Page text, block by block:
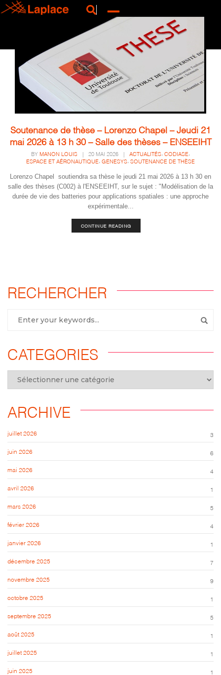
Soutenance de thèse – Lorenzo Chapel – Jeudi 21
mai 2026 à 13 h 30 – Salle des thèses – ENSEEIHT
BY MANON LOUIS 20 MAI 2026 ACTUALITÉS , CODIASE,
ESPACE ET AÉRONAUTIQUE , GENESYS , SOUTENANCE DE THÈSE
Lorenzo Chapel soutiendra sa thèse le jeudi 21 mai 2026 à 13 h 30 en
salle des thèses (C002) à l'ENSEEIHT, sur le sujet : "Modélisation de la
durée de vie des batteries pour applications spatiales : une approche
expérimentale...
CONTINUE READING
RECHERCHER
CATEGORIES
ARCHIVE
juillet 2026 3
juin 2026 6
mai 2026 4
avril 2026 1
mars 2026 5
février 2026 4
janvier 2026 1
décembre 2025 7
novembre 2025 9
octobre 2025 1
septembre 2025 5
août 2025 1
juillet 2025 1
juin 2025 1